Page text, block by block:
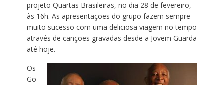
projeto Quartas Brasileiras, no dia 28 de fevereiro,
às 16h. As apresentações do grupo fazem sempre
muito sucesso com uma deliciosa viagem no tempo
através de canções gravadas desde a Jovem Guarda
até hoje.
Os
Go